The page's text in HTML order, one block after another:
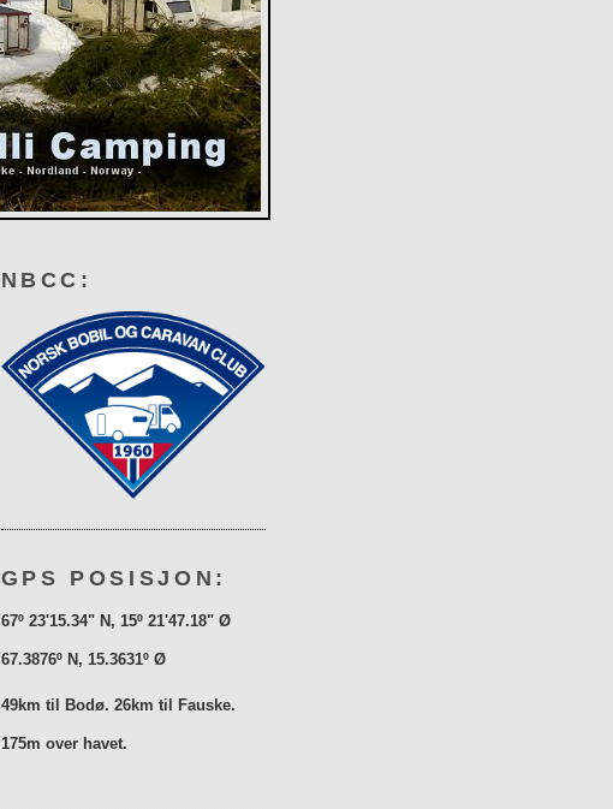
NBCC:
GPS POSISJON:
67º 23'15.34" N, 15º 21'47.18" Ø
67.3876º N, 15.3631º Ø
49km til Bodø. 26km til Fauske.
175m over havet.